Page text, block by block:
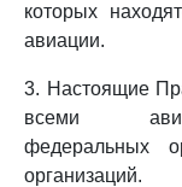
которых
авиации.
3. Настоящие
всеми
федеральных
организаций.